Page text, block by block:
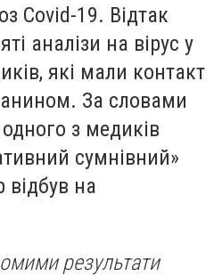
Сovid-19. Відтак
аналізи на вірус у
які мали контакт
За словами
з медиків
сумнівний»
відбув на
результати